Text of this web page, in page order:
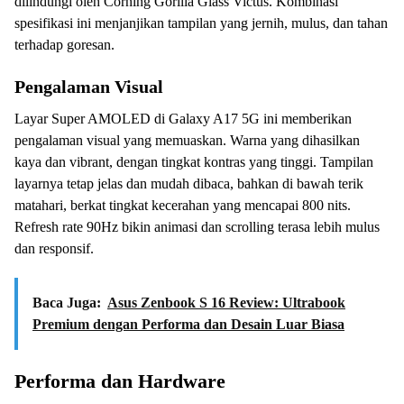
spesifikasi ini menjanjikan tampilan yang jernih, mulus, dan tahan
terhadap goresan.
Pengalaman Visual
Layar Super AMOLED di Galaxy A17 5G ini memberikan
pengalaman visual yang memuaskan. Warna yang dihasilkan
kaya dan vibrant, dengan tingkat kontras yang tinggi. Tampilan
layarnya tetap jelas dan mudah dibaca, bahkan di bawah terik
matahari, berkat tingkat kecerahan yang mencapai 800 nits.
Refresh rate 90Hz bikin animasi dan scrolling terasa lebih mulus
dan responsif.
Baca Juga: Asus Zenbook S 16 Review: Ultrabook
Premium dengan Performa dan Desain Luar Biasa
Performa dan Hardware